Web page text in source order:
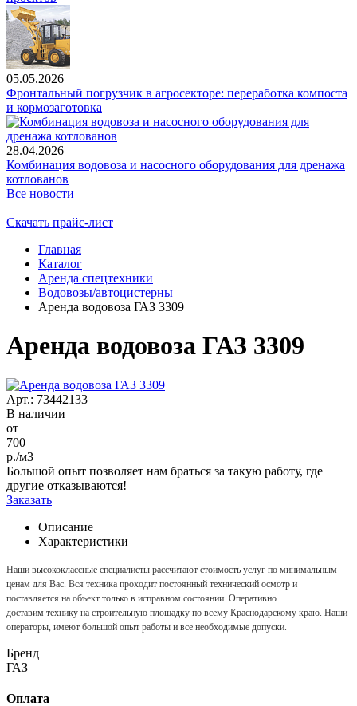
05.05.2026
Фронтальный погрузчик в агросекторе: переработка компоста
и кормозаготовка
28.04.2026
Комбинация водовоза и насосного оборудования для дренажа
котлованов
Все новости
Скачать прайс-лист
Главная
Каталог
Аренда спецтехники
Водовозы/автоцистерны
Аренда водовоза ГАЗ 3309
Аренда водовоза ГАЗ 3309
Арт.: 73442133
В наличии
от
700
р./м3
Большой опыт позволяет нам браться за такую работу, где
другие отказываются!
Заказать
Описание
Характеристики
Наши высококлассные специалисты рассчитают стоимость услуг по минимальным
ценам для Вас. Вся техника проходит постоянный технический осмотр и
поставляется на объект только в исправном состоянии. Оперативно
доставим технику на строительную площадку по всему Краснодарскому краю. Наши
операторы, имеют большой опыт работы и все необходимые допуски.
Бренд
ГАЗ
Оплата